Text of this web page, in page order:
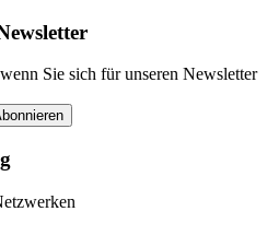
Sie sich für unseren Newsletter